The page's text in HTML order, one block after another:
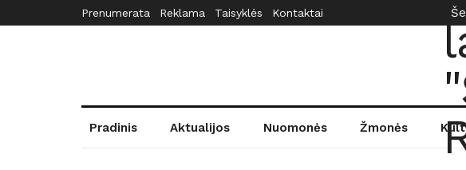
Prenumerata Reklama Taisyklės Kontaktai
Pradinis Aktualijos Nuomonės Žmonės